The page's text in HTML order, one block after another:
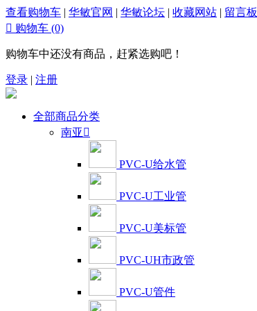
查看购物车 | 华敏官网 | 华敏论坛 | 收藏网站 | 留言板
 购物车 (0)
购物车中还没有商品，赶紧选购吧！
登录 | 注册
全部商品分类
南亚 
PVC-U给水管
PVC-U工业管
PVC-U美标管
PVC-UH市政管
PVC-U管件